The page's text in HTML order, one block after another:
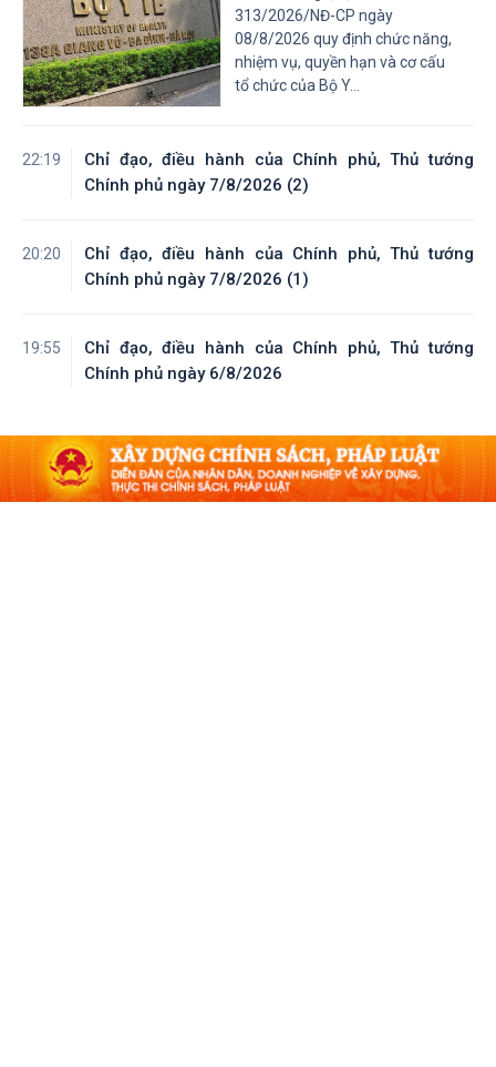
313/2026/NĐ-CP ngày
08/8/2026 quy định chức năng,
nhiệm vụ, quyền hạn và cơ cấu
tổ chức của Bộ Y...
22:19
Chỉ đạo, điều hành của Chính phủ, Thủ tướng
Chính phủ ngày 7/8/2026 (2)
20:20
Chỉ đạo, điều hành của Chính phủ, Thủ tướng
Chính phủ ngày 7/8/2026 (1)
19:55
Chỉ đạo, điều hành của Chính phủ, Thủ tướng
Chính phủ ngày 6/8/2026